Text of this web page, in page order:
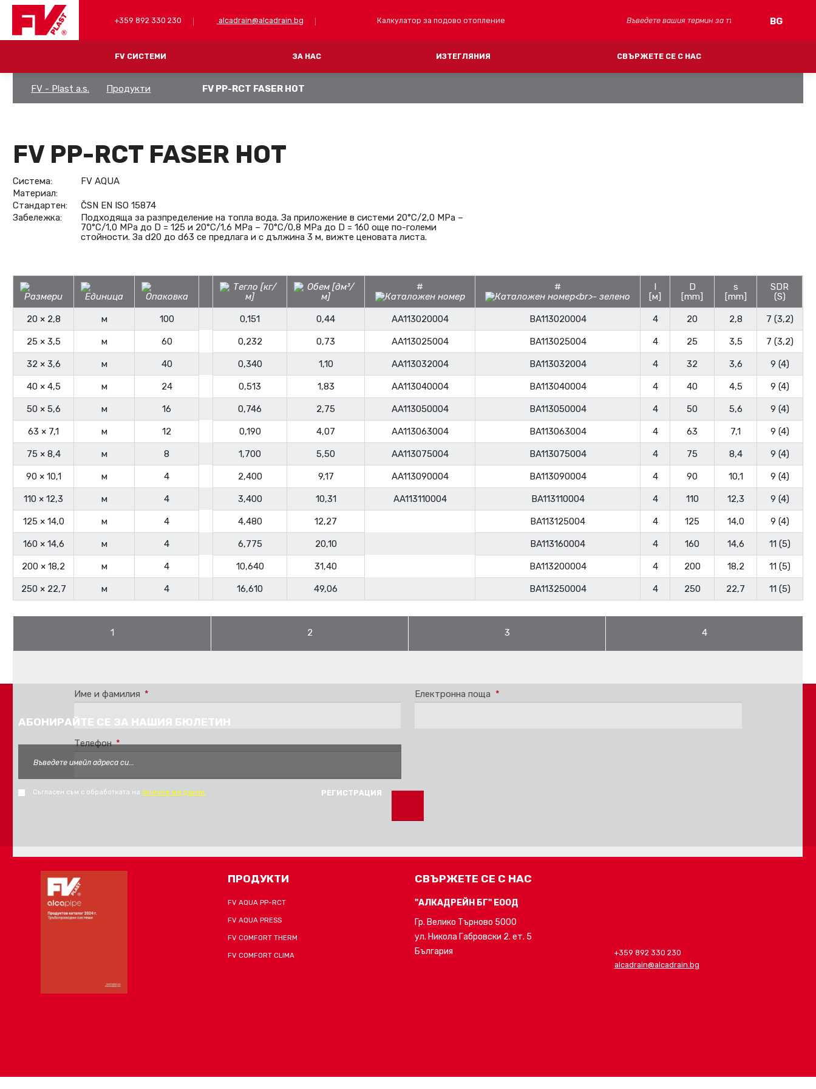
+359 892 330 230 alcadrain@alcadrain.bg Калкулатор за подово отопление ТърсенеBG
FV СИСТЕМИ ЗА НАС ИЗТЕГЛЯНИЯ СВЪРЖЕТЕ СЕ С НАС
ФИТИНГИ
КОМБИНИРАНИ
ЗАТВАРЯЩИ ФИТИНГИ
PP-RCT ФИТИНГИ ЗА ЧЕЛНО ЛЕПЕНЕ
ИНСТРУМЕНТИ И АКСЕСОАРИ
ИНСТРУМЕНТИ
FV - Plast a.s. Продукти FV PP-RCT FASER HOT
FV PP-RCT FASER HOT
Система:
FV AQUA
Материал:
Стандартен:
ČSN EN ISO 15874
Забележка:
Подходяща за разпределение на топла вода. За приложение в системи 20°C/2,0 MPa –
70°C/1,0 MPa до D = 125 и 20°C/1,6 MPa – 70°C/0,8 MPa до D = 160 още по-големи
стойности. За d20 до d63 се предлага и с дължина 3 м, вижте ценовата листа.
# #
l
[м]
D
[mm]
s
[mm]
SDR
(S)
20 × 2,8 м 100 0,151 0,44 AA113020004 BA113020004 4 20 2,8 7 (3,2)
25 × 3,5 м 60 0,232 0,73 AA113025004 BA113025004 4 25 3,5 7 (3,2)
32 × 3,6 м 40 0,340 1,10 AA113032004 BA113032004 4 32 3,6 9 (4)
40 × 4,5 м 24 0,513 1,83 AA113040004 BA113040004 4 40 4,5 9 (4)
50 × 5,6 м 16 0,746 2,75 AA113050004 BA113050004 4 50 5,6 9 (4)
63 × 7,1 м 12 0,190 4,07 AA113063004 BA113063004 4 63 7,1 9 (4)
75 × 8,4 м 8 1,700 5,50 AA113075004 BA113075004 4 75 8,4 9 (4)
90 × 10,1 м 4 2,400 9,17 AA113090004 BA113090004 4 90 10,1 9 (4)
110 × 12,3 м 4 3,400 10,31 AA113110004 BA113110004 4 110 12,3 9 (4)
125 × 14,0 м 4 4,480 12,27 BA113125004 4 125 14,0 9 (4)
160 × 14,6 м 4 6,775 20,10 BA113160004 4 160 14,6 11 (5)
200 × 18,2 м 4 10,640 31,40 BA113200004 4 200 18,2 11 (5)
250 × 22,7 м 4 16,610 49,06 BA113250004 4 250 22,7 11 (5)
1 2 3 4
Име и фамилия * Електронна поща *
Телефон*
АБОНИРАЙТЕ СЕ ЗА НАШИЯ БЮЛЕТИН
Съгласен съм с обработката наличните ми данни.
ПРОДУКТИ
FV AQUA PP-RCT
FV AQUA PRESS
FV COMFORT THERM
FV COMFORT CLIMA
СВЪРЖЕТЕ СЕ С НАС
"АЛКАДРЕЙН БГ" ЕООД
Гр. Велико Търново 5000
ул. Никола Габровски 2. ет. 5
България
+359 892 330 230
alcadrain@alcadrain.bg